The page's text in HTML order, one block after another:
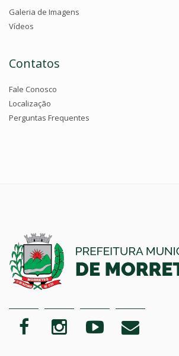
Galeria de Imagens
Vídeos
Contatos
Fale Conosco
Localização
Perguntas Frequentes